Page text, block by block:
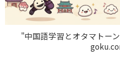
"中国語学習とオタマトー